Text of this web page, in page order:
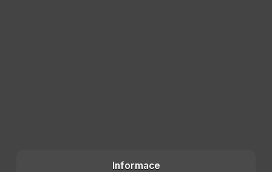
Informace